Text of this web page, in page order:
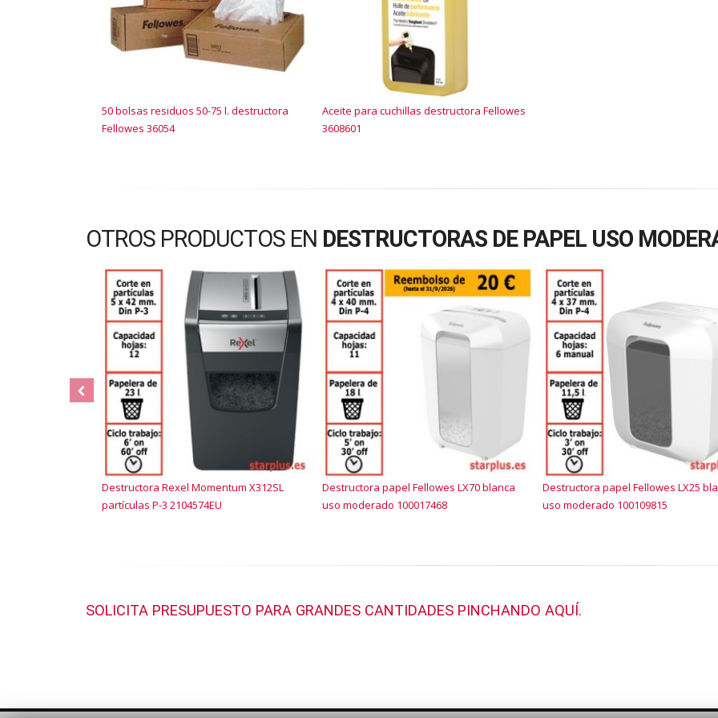
50 bolsas residuos 50-75 l. destructora
Fellowes 36054
Aceite para cuchillas destructora Fellowes
3608601
OTROS PRODUCTOS EN DESTRUCTORAS DE PAPEL USO
Destructora Rexel Momentum X312SL
partículas P-3 2104574EU
Destructora papel Fellowes LX70 blanca
uso moderado 100017468
Destructora papel Fellowes LX25
uso moderado 100109815
SOLICITA PRESUPUESTO PARA GRANDES CANTIDADES PINCHANDO AQUÍ.